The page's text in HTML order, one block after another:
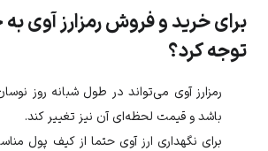
برای خرید و فروش رمزارز آوی به
توجه کرد؟
رمزارزآوی می‌تواند در طول شبانه روز
باشد و قیمت لحظه‌ای آن نیز تغییر کند.
برای نگهداری ارزآوی حتما از کیف پول